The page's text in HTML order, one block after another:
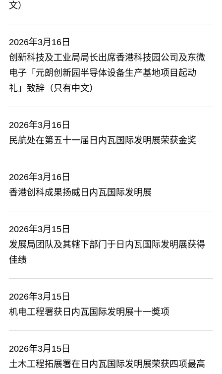
文）
2026年3月16日
创新科技及工业局局长出席香港科技园公司及东微
电子「元朗创新园半导体设备生产基地项目起动
礼」致辞（只有中文）
2026年3月16日
民航处在第五十一届日内瓦国际发明展荣获金奖
2026年3月16日
香港创科成果扬威日内瓦国际发明展
2026年3月15日
发展局团队及其辖下部门于日内瓦国际发明展获得
佳绩
2026年3月15日
机电工程署获日内瓦国际发明展十一奬项
2026年3月15日
土木工程拓展署在日内瓦国际发明展荣获四项最高